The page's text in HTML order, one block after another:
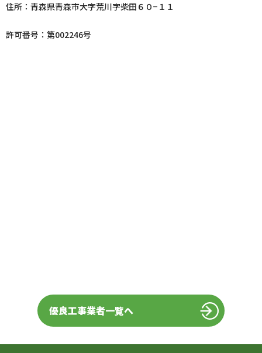
住所：青森県青森市大字荒川字柴田６０−１１
許可番号：第002246号
優良工事業者一覧へ